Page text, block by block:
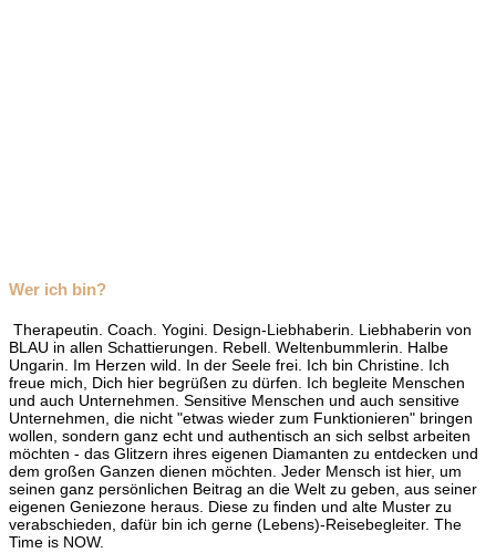
Wer ich bin?
Therapeutin. Coach. Yogini. Design-Liebhaberin. Liebhaberin von
BLAU in allen Schattierungen. Rebell. Weltenbummlerin. Halbe
Ungarin. Im Herzen wild. In der Seele frei. Ich bin Christine. Ich
freue mich, Dich hier begrüßen zu dürfen. Ich begleite Menschen
und auch Unternehmen. Sensitive Menschen und auch sensitive
Unternehmen, die nicht "etwas wieder zum Funktionieren" bringen
wollen, sondern ganz echt und authentisch an sich selbst arbeiten
möchten - das Glitzern ihres eigenen Diamanten zu entdecken und
dem großen Ganzen dienen möchten. Jeder Mensch ist hier, um
seinen ganz persönlichen Beitrag an die Welt zu geben, aus seiner
eigenen Geniezone heraus. Diese zu finden und alte Muster zu
verabschieden, dafür bin ich gerne (Lebens)-Reisebegleiter. The
Time is NOW.